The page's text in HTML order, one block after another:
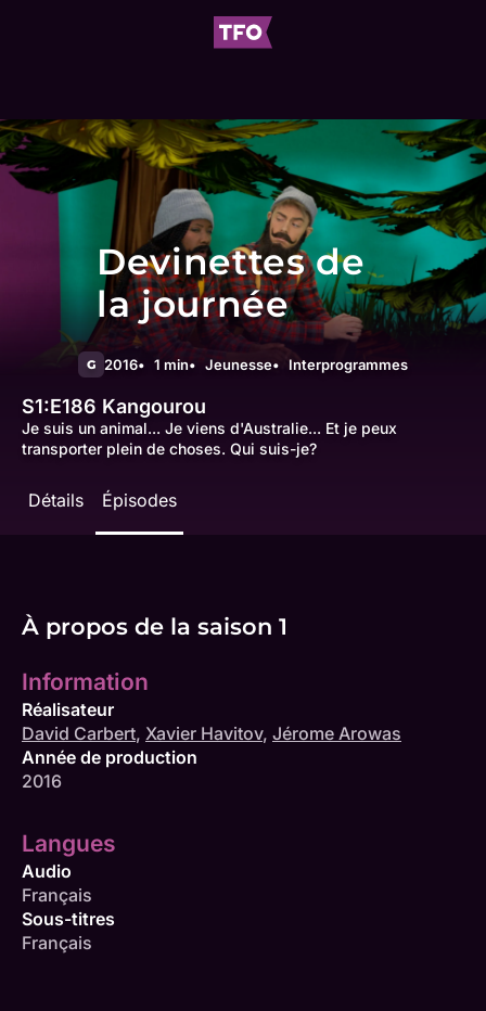
Devinettes de
la journée
G 2016 1 min Jeunesse Interprogrammes
S1:E186 Kangourou
Je suis un animal... Je viens d'Australie... Et je peux
transporter plein de choses. Qui suis-je?
Détails Épisodes
À propos de la saison 1
Information
Réalisateur
David Carbert, Xavier Havitov, Jérome Arowas
Année de production
2016
Langues
Audio
Français
Sous-titres
Français